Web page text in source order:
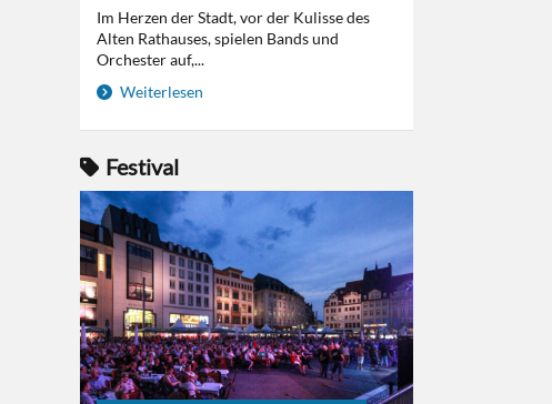
Im Herzen der Stadt, vor der Kulisse des
Alten Rathauses, spielen Bands und
Orchester auf,...
Weiterlesen
Festival